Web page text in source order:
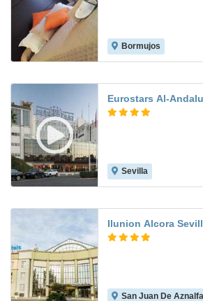
Bormujos
Eurostars Al-
Sevilla
Ilunion Alcora
San Juan De